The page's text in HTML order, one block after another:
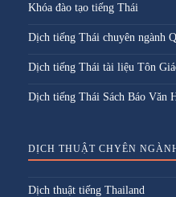
Khóa đào tạo tiếng Thái
Dịch tiếng Thái chuyên ngành
Dịch tiếng Thái tài liệu Tôn
Dịch tiếng Thái Sách Báo Văn
DỊCH THUẬT CHYÊN
Dịch thuật tiếng Thailand